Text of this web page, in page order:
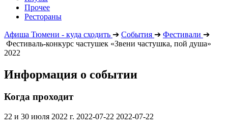
Прочее
Рестораны
Афиша Тюмени - куда сходить ➔ События ➔ Фестивали ➔
Фестиваль-конкурс частушек «Звени частушка, пой душа»
2022
Информация о событии
Когда проходит
22 и 30 июля 2022 г. 2022-07-22 2022-07-22